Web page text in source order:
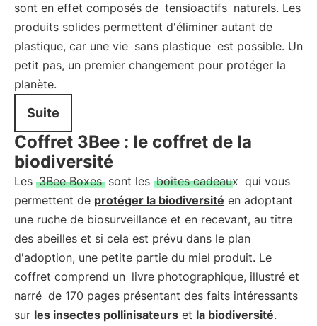
sont en effet composés de tensioactifs naturels. Les
produits solides permettent d'éliminer autant de
plastique, car une vie sans plastique est possible. Un
petit pas, un premier changement pour protéger la
planète.
Suite
Coffret 3Bee : le coffret de la
biodiversité
Les 3Bee Boxes sont les boîtes cadeaux qui vous
permettent de protéger la biodiversité en adoptant
une ruche de biosurveillance et en recevant, au titre
des abeilles et si cela est prévu dans le plan
d'adoption, une petite partie du miel produit. Le
coffret comprend un livre photographique, illustré et
narré de 170 pages présentant des faits intéressants
sur les insectes pollinisateurs et la biodiversité.